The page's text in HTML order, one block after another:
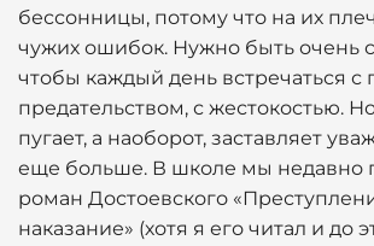
бессонницы, потому что на их
чужих ошибок. Нужно быть очень
чтобы каждый день встречаться с
предательством, с жестокостью.
пугает, а наоборот, заставляет
еще больше. В школе мы недавно
роман Достоевского
наказание» (хотя я его читал и до